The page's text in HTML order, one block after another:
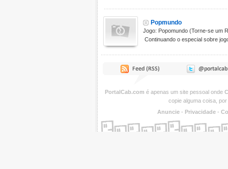
Popmundo
Jogo: Popomundo (Torne-se um
Continuando o especial sobre
PortalCab.com é apenas um site pessoal onde
copie alguma coisa,
Anuncie - Privacidade -